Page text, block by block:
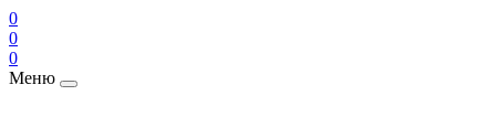
0
0
0
Меню